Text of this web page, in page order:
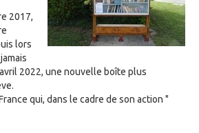
2017,
lors
2022, une nouvelle boîte plus
qui, dans le cadre de son action "